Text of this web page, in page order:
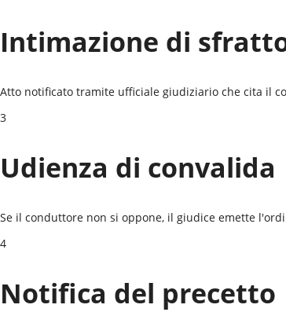
Intimazione di
Atto notificato tramite ufficiale giudiziario che cita il
3
Udienza di convalida
Se il conduttore non si oppone, il giudice emette
4
Notifica del precetto